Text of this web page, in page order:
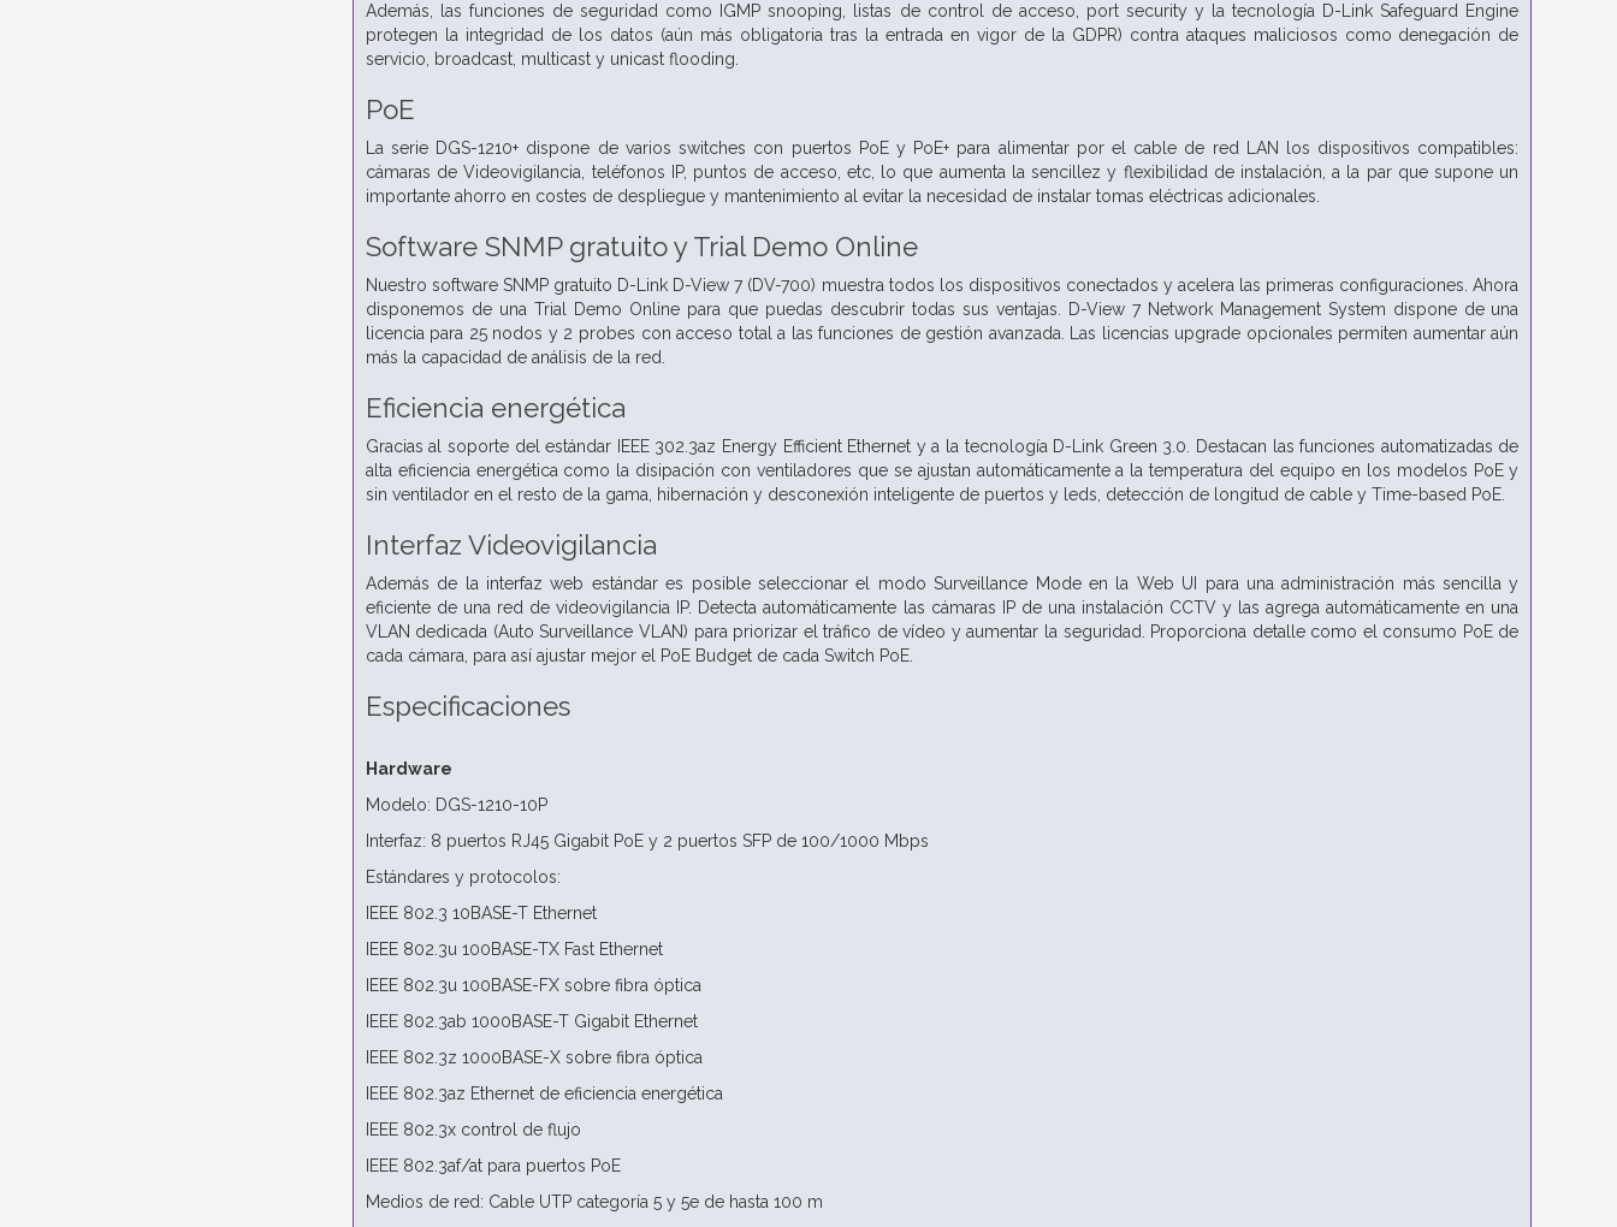
Además, las funciones de seguridad como IGMP snooping, listas de control de acceso, port security y la tecnología D-Link Safeguard Engine
protegen la integridad de los datos (aún más obligatoria tras la entrada en vigor de la GDPR) contra ataques maliciosos como denegación de
servicio, broadcast, multicast y unicast flooding.
PoE
La serie DGS-1210+ dispone de varios switches con puertos PoE y PoE+ para alimentar por el cable de red LAN los dispositivos compatibles:
cámaras de Videovigilancia, teléfonos IP, puntos de acceso, etc, lo que aumenta la sencillez y flexibilidad de instalación, a la par que supone un
importante ahorro en costes de despliegue y mantenimiento al evitar la necesidad de instalar tomas eléctricas adicionales.
Software SNMP gratuito y Trial Demo Online
Nuestro software SNMP gratuito D-Link D-View 7 (DV-700) muestra todos los dispositivos conectados y acelera las primeras configuraciones. Ahora
disponemos de una Trial Demo Online para que puedas descubrir todas sus ventajas. D-View 7 Network Management System dispone de una
licencia para 25 nodos y 2 probes con acceso total a las funciones de gestión avanzada. Las licencias upgrade opcionales permiten aumentar aún
más la capacidad de análisis de la red.
Eficiencia energética
Gracias al soporte del estándar IEEE 302.3az Energy Efficient Ethernet y a la tecnología D-Link Green 3.0. Destacan las funciones automatizadas de
alta eficiencia energética como la disipación con ventiladores que se ajustan automáticamente a la temperatura del equipo en los modelos PoE y
sin ventilador en el resto de la gama, hibernación y desconexión inteligente de puertos y leds, detección de longitud de cable y Time-based PoE.
Interfaz Videovigilancia
Además de la interfaz web estándar es posible seleccionar el modo Surveillance Mode en la Web UI para una administración más sencilla y
eficiente de una red de videovigilancia IP. Detecta automáticamente las cámaras IP de una instalación CCTV y las agrega automáticamente en una
VLAN dedicada (Auto Surveillance VLAN) para priorizar el tráfico de vídeo y aumentar la seguridad. Proporciona detalle como el consumo PoE de
cada cámara, para así ajustar mejor el PoE Budget de cada Switch PoE.
Especificaciones
Hardware
Modelo: DGS-1210-10P
Interfaz: 8 puertos RJ45 Gigabit PoE y 2 puertos SFP de 100/1000 Mbps
Estándares y protocolos:
IEEE 802.3 10BASE-T Ethernet
IEEE 802.3u 100BASE-TX Fast Ethernet
IEEE 802.3u 100BASE-FX sobre fibra óptica
IEEE 802.3ab 1000BASE-T Gigabit Ethernet
IEEE 802.3z 1000BASE-X sobre fibra óptica
IEEE 802.3az Ethernet de eficiencia energética
IEEE 802.3x control de flujo
IEEE 802.3af/at para puertos PoE
Medios de red: Cable UTP categoría 5 y 5e de hasta 100 m